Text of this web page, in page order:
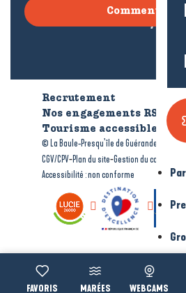
Voir les favorisMARÉES WEBCAMS
Comment
Recrutement
Nos engagements RSE
Tourisme accessible
© La Baule-Presqu’île de Guérande
CGV/CPV-Plan du site-Gestion du
Accessibilité : non conforme